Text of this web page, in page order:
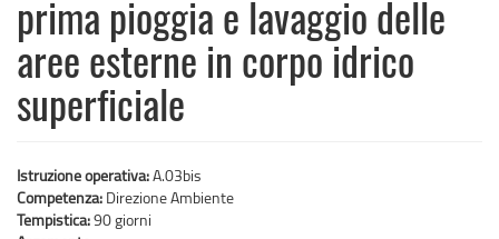
prima pioggia e lavaggio delle
aree esterne in corpo idrico
superficiale
Istruzione operativa:A.03bis
Competenza: Direzione Ambiente
Tempistica:90 giorni